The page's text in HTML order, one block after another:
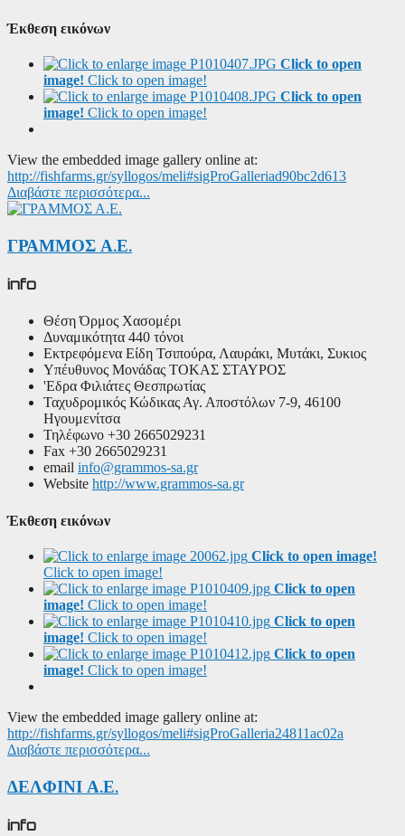
Έκθεση εικόνων
Click to open
image! Click to open image!
Click to open
image! Click to open image!
View the embedded image gallery online at:
http://fishfarms.gr/syllogos/meli#sigProGalleriad90bc2d613
Διαβάστε περισσότερα...
ΓΡΑΜΜΟΣ Α.Ε.
info
Θέση Όρμος Χασομέρι
Δυναμικότητα 440 τόνοι
Εκτρεφόμενα Είδη Τσιπούρα, Λαυράκι, Μυτάκι, Συκιος
Υπέυθυνος Μονάδας ΤΟΚΑΣ ΣΤΑΥΡΟΣ
'Εδρα Φιλιάτες Θεσπρωτίας
Ταχυδρομικός Κώδικας Αγ. Αποστόλων 7-9, 46100
Ηγουμενίτσα
Τηλέφωνο +30 2665029231
Fax +30 2665029231
email info@grammos-sa.gr
Website http://www.grammos-sa.gr
Έκθεση εικόνων
Click to open image!
Click to open image!
Click to open
image! Click to open image!
Click to open
image! Click to open image!
Click to open
image! Click to open image!
View the embedded image gallery online at:
http://fishfarms.gr/syllogos/meli#sigProGalleria24811ac02a
Διαβάστε περισσότερα...
ΔΕΛΦΙΝΙ Α.Ε.
info